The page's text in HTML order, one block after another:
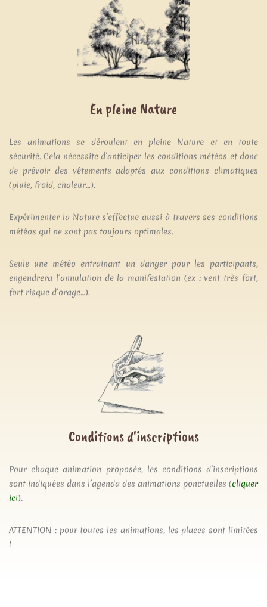
En pleine Nature
Les animations se déroulent en pleine Nature et en toute
sécurité. Cela nécessite d’anticiper les conditions météos et donc
de prévoir des vêtements adaptés aux conditions climatiques
(pluie, froid, chaleur…).
Expérimenter la Nature s’effectue aussi à travers ses conditions
météos qui ne sont pas toujours optimales.
Seule une météo entrainant un danger pour les participants,
engendrera l’annulation de la manifestation (ex : vent très fort,
fort risque d’orage…).
Conditions d'inscriptions
Pour chaque animation proposée, les conditions d’inscriptions
sont indiquées dans l’agenda des animations ponctuelles (cliquer
ici).
ATTENTION : pour toutes les animations, les places sont limitées
!